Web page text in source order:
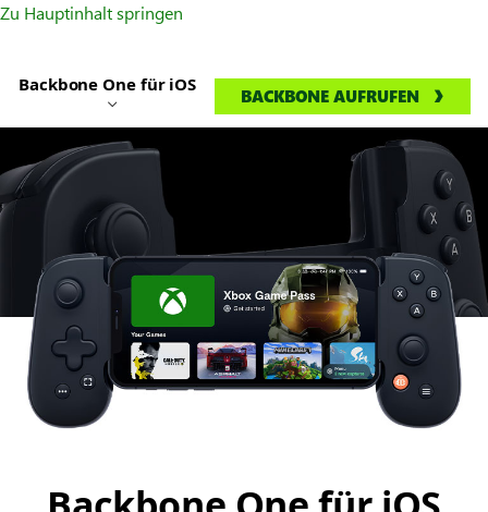
Zu Hauptinhalt springen
Backbone One für iOS
BACKBONE AUFRUFEN